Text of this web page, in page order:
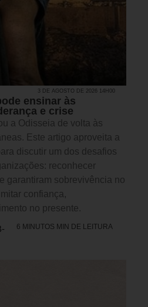
3 DE AGOSTO DE 2026 14H00
ensinar às
e crise
a Odisseia de volta às
Este artigo aproveita a
discutir um dos desafios
reconhecer
garantiram sobrevivência no
confiança,
no presente.
6 MINUTOS MIN DE LEITURA